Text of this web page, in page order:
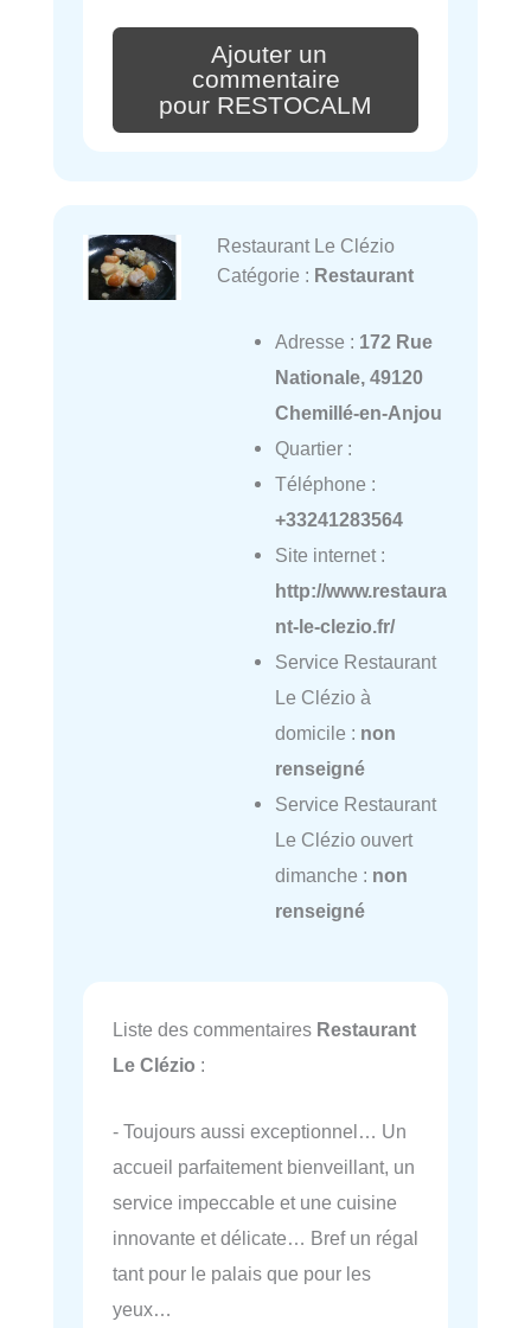
Ajouter un
commentaire
pour RESTOCALM
Restaurant Le Clézio
Catégorie : Restaurant
Adresse : 172 Rue
Nationale, 49120
Chemillé-en-Anjou
Quartier :
Téléphone :
+33241283564
Site internet :
http://www.restaura
nt-le-clezio.fr/
Service Restaurant
Le Clézio à
domicile : non
renseigné
Service Restaurant
Le Clézio ouvert
dimanche : non
renseigné
Liste des commentaires Restaurant
Le Clézio :
- Toujours aussi exceptionnel… Un
accueil parfaitement bienveillant, un
service impeccable et une cuisine
innovante et délicate… Bref un régal
tant pour le palais que pour les
yeux…